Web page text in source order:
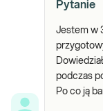
Pytanie
Jestem w
podczas
Po co ją